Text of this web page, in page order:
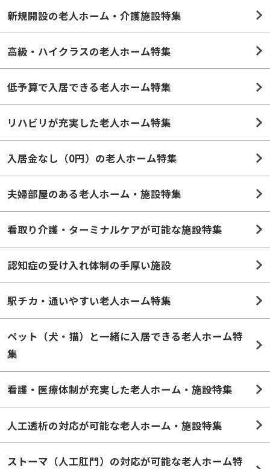
新規開設の老人ホーム・介護施設特集
高級・ハイクラスの老人ホーム特集
低予算で入居できる老人ホーム特集
リハビリが充実した老人ホーム特集
入居金なし（0円）の老人ホーム特集
夫婦部屋のある老人ホーム・施設特集
看取り介護・ターミナルケアが可能な施設特集
認知症の受け入れ体制の手厚い施設
駅チカ・通いやすい老人ホーム特集
ペット（犬・猫）と一緒に入居できる老人ホーム特
集
看護・医療体制が充実した老人ホーム・施設特集
人工透析の対応が可能な老人ホーム・施設特集
ストーマ（人工肛門）の対応が可能な老人ホーム特